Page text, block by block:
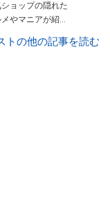
ョップの隠れた
やマニアが紹介
す。毎日トレン
トの他の記事を読む